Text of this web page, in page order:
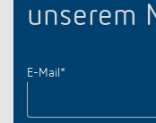
unserem
E-Mail *